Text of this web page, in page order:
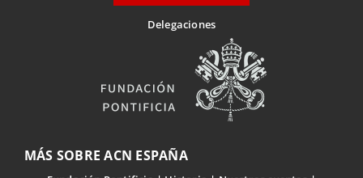
Delegaciones
MÁS SOBRE ACN ESPAÑA